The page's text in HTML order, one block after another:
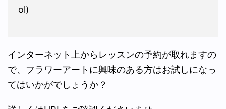
ol)
インターネット上からレッスンの予約が取れますの
で、フラワーアートに興味のある方はお試しになっ
てはいかがでしょうか？